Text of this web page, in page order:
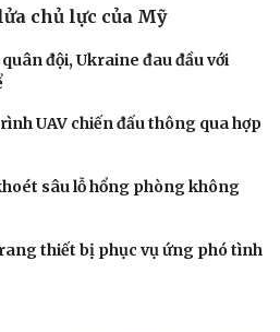
Tin Công nghệ
Chuyển đổi số
chủ lực của Mỹ
đội, Ukraine đau đầu với
UAV chiến đấu thông qua hợp
sâu lỗ hổng phòng không
thiết bị phục vụ ứng phó tình